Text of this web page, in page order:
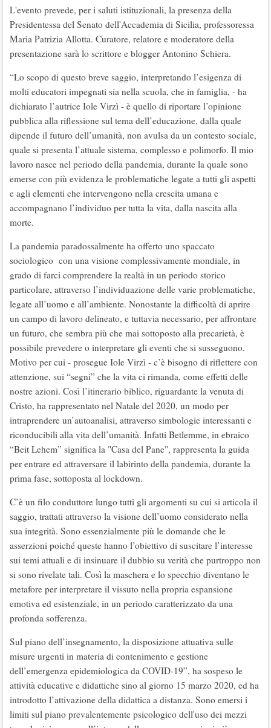
L'evento prevede, per i saluti istituzionali, la presenza della
Presidentessa del Senato dell'Accademia di Sicilia, professoressa
Maria Patrizia Allotta. Curatore, relatore e moderatore della
presentazione sarà lo scrittore e blogger Antonino Schiera.
“Lo scopo di questo breve saggio, interpretando l’esigenza di
molti educatori impegnati sia nella scuola, che in famiglia, - ha
dichiarato l’autrice Iole Virzì - è quello di riportare l’opinione
pubblica alla riflessione sul tema dell’educazione, dalla quale
dipende il futuro dell’umanità, non avulsa da un contesto sociale,
quale si presenta l’attuale sistema, complesso e polimorfo. Il mio
lavoro nasce nel periodo della pandemia, durante la quale sono
emerse con più evidenza le problematiche legate a tutti gli aspetti
e agli elementi che intervengono nella crescita umana e
accompagnano l’individuo per tutta la vita, dalla nascita alla
morte.
La pandemia paradossalmente ha offerto uno spaccato
sociologico con una visione complessivamente mondiale, in
grado di farci comprendere la realtà in un periodo storico
particolare, attraverso l’individuazione delle varie problematiche,
legate all’uomo e all’ambiente. Nonostante la difficoltà di aprire
un campo di lavoro delineato, e tuttavia necessario, per affrontare
un futuro, che sembra più che mai sottoposto alla precarietà, è
possibile prevedere o interpretare gli eventi che si susseguono.
Motivo per cui - prosegue Iole Virzì - c’è bisogno di riflettere con
attenzione, sui “segni” che la vita ci rimanda, come effetti delle
nostre azioni. Così l’itinerario biblico, riguardante la venuta di
Cristo, ha rappresentato nel Natale del 2020, un modo per
intraprendere un’autoanalisi, attraverso simbologie interessanti e
riconducibili alla vita dell’umanità. Infatti Betlemme, in ebraico
“Beit Lehem” significa la "Casa del Pane", rappresenta la guida
per entrare ed attraversare il labirinto della pandemia, durante la
prima fase, sottoposta al lockdown.
C’è un filo conduttore lungo tutti gli argomenti su cui si articola il
saggio, trattati attraverso la visione dell’uomo considerato nella
sua integrità. Sono essenzialmente più le domande che le
asserzioni poiché queste hanno l’obiettivo di suscitare l’interesse
sui temi attuali e di insinuare il dubbio su verità che purtroppo non
si sono rivelate tali. Così la maschera e lo specchio diventano le
metafore per interpretare il vissuto nella propria espansione
emotiva ed esistenziale, in un periodo caratterizzato da una
profonda sofferenza.
Sul piano dell’insegnamento, la disposizione attuativa sulle
misure urgenti in materia di contenimento e gestione
dell’emergenza epidemiologica da COVID-19”, ha sospeso le
attività educative e didattiche sino al giorno 15 marzo 2020, ed ha
introdotto l’attivazione della didattica a distanza. Sono emersi i
limiti sul piano prevalentemente psicologico dell'uso dei mezzi